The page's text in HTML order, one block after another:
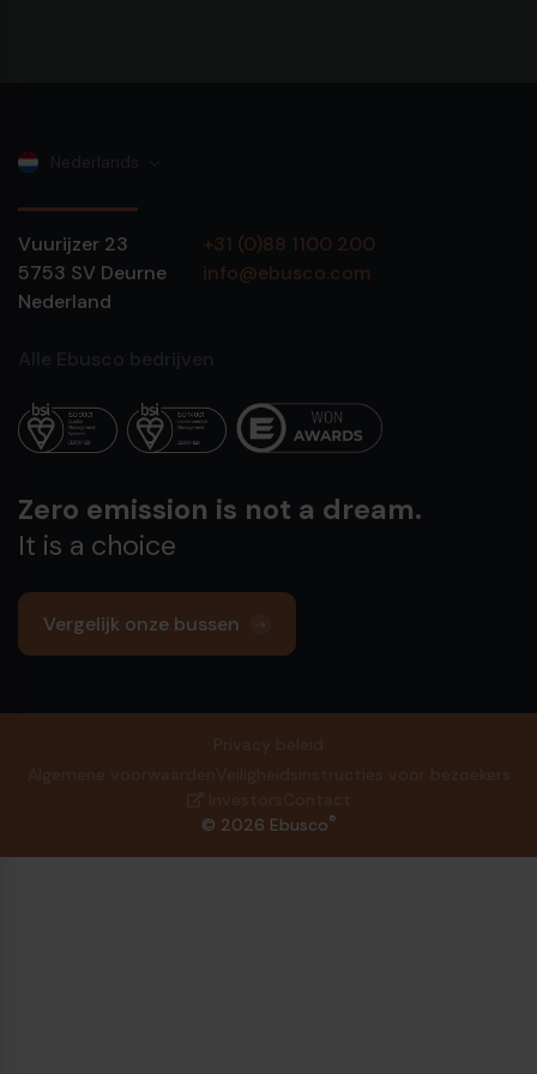
Vuurijzer 23
5753 SV Deurne
Nederland
+31 (0)88 1100 200
info@ebusco.com
Zero emission is not a dream.
It is a choice
Vergelijk onze bussen
© 2026 Ebusco®